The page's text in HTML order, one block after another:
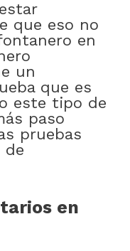
que eso no
en
un
que es
este tipo de
paso
pruebas
de
en